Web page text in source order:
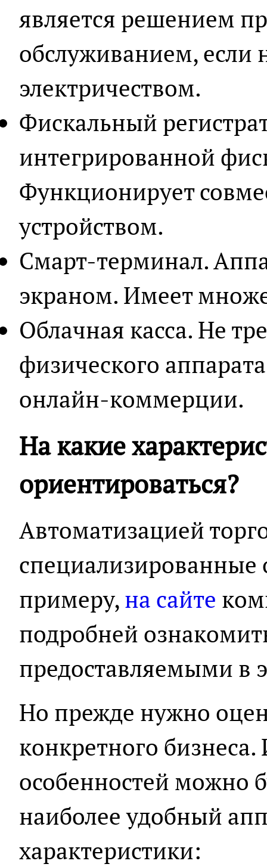
является решением
обслуживанием, если
электричеством.
Фискальный
интегрированной
Функционирует
устройством.
Смарт-терминал.
экраном. Имеет
Облачная касса. Не
физического
онлайн-коммерции.
На какие
ориентироваться?
Автоматизацией
специализированные
примеру,на сайте
подробней
предоставляемыми в
Но прежде нужно
конкретного бизнеса.
особенностей можно
наиболее удобный
характеристики: